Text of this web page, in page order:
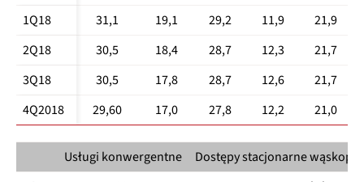
1Q18
31,1 19,1 29,2 11,9
21,9
2Q18
30,5 18,4 28,7 12,3
21,7
3Q18
30,5 17,8 28,7 12,6
21,7
4Q2018
29,60 17,0 27,8 12,2 21,0
Usługi konwergentne
Dostępy stacjonarne